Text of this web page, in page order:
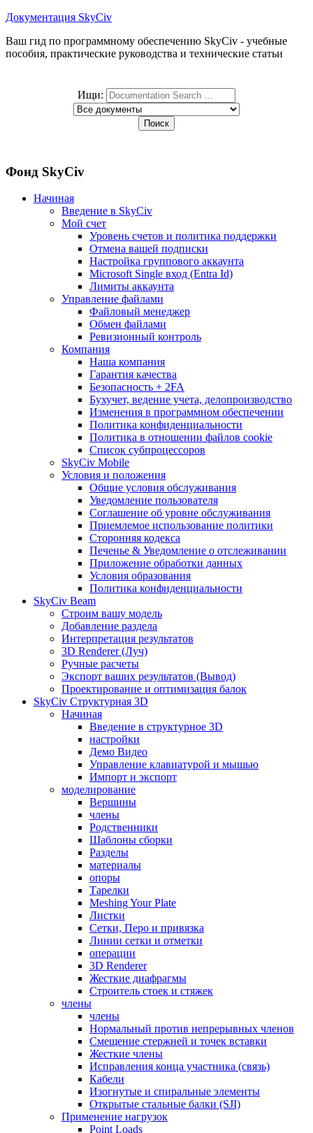
Документация SkyCiv
Ваш гид по программному обеспечению SkyCiv - учебные
пособия, практические руководства и технические статьи
Ищи:
Фонд SkyCiv
Начиная
Введение в SkyCiv
Мой счет
Уровень счетов и политика поддержки
Отмена вашей подписки
Настройка группового аккаунта
Microsoft Single вход (Entra Id)
Лимиты аккаунта
Управление файлами
Файловый менеджер
Обмен файлами
Ревизионный контроль
Компания
Наша компания
Гарантия качества
Безопасность + 2FA
Бухучет, ведение учета, делопроизводство
Изменения в программном обеспечении
Политика конфиденциальности
Политика в отношении файлов cookie
Список субпроцессоров
SkyCiv Mobile
Условия и положения
Общие условия обслуживания
Уведомление пользователя
Соглашение об уровне обслуживания
Приемлемое использование политики
Сторонняя кодекса
Печенье & Уведомление о отслеживании
Приложение обработки данных
Условия образования
Политика конфиденциальности
SkyCiv Beam
Строим вашу модель
Добавление раздела
Интерпретация результатов
3D Renderer (Луч)
Ручные расчеты
Экспорт ваших результатов (Вывод)
Проектирование и оптимизация балок
SkyCiv Структурная 3D
Начиная
Введение в структурное 3D
настройки
Демо Видео
Управление клавиатурой и мышью
Импорт и экспорт
моделирование
Вершины
члены
Родственники
Шаблоны сборки
Разделы
материалы
опоры
Тарелки
Meshing Your Plate
Листки
Сетки, Перо и привязка
Линии сетки и отметки
операции
3D Renderer
Жесткие диафрагмы
Строитель стоек и стяжек
члены
члены
Нормальный против непрерывных членов
Смещение стержней и точек вставки
Жесткие члены
Исправления конца участника (связь)
Кабели
Изогнутые и спиральные элементы
Открытые стальные балки (SJI)
Применение нагрузок
Point Loads